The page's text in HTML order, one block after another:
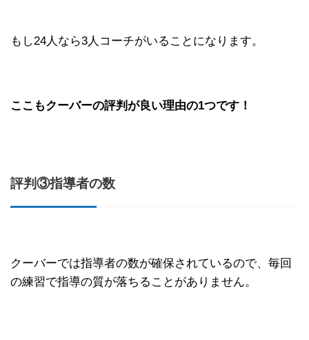
もし24人なら3人コーチがいることになります。
ここもクーバーの評判が良い理由の1つです！
評判③指導者の数
クーバーでは指導者の数が確保されているので、毎回
の練習で指導の質が落ちることがありません。